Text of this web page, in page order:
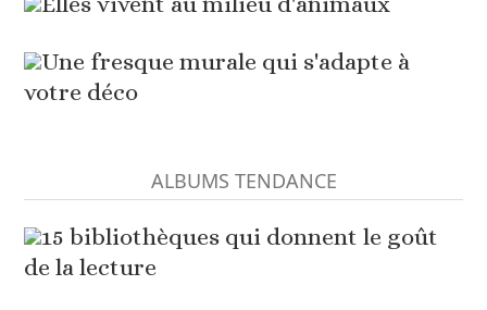
Une fresque murale qui s'adapte à
votre déco
ALBUMS TENDANCE
15 bibliothèques qui donnent le goût
de la lecture